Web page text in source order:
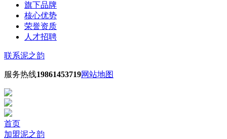
旗下品牌
核心优势
荣誉资质
人才招聘
联系泥之韵
服务热线19861453719网站地图
首页
加盟泥之韵